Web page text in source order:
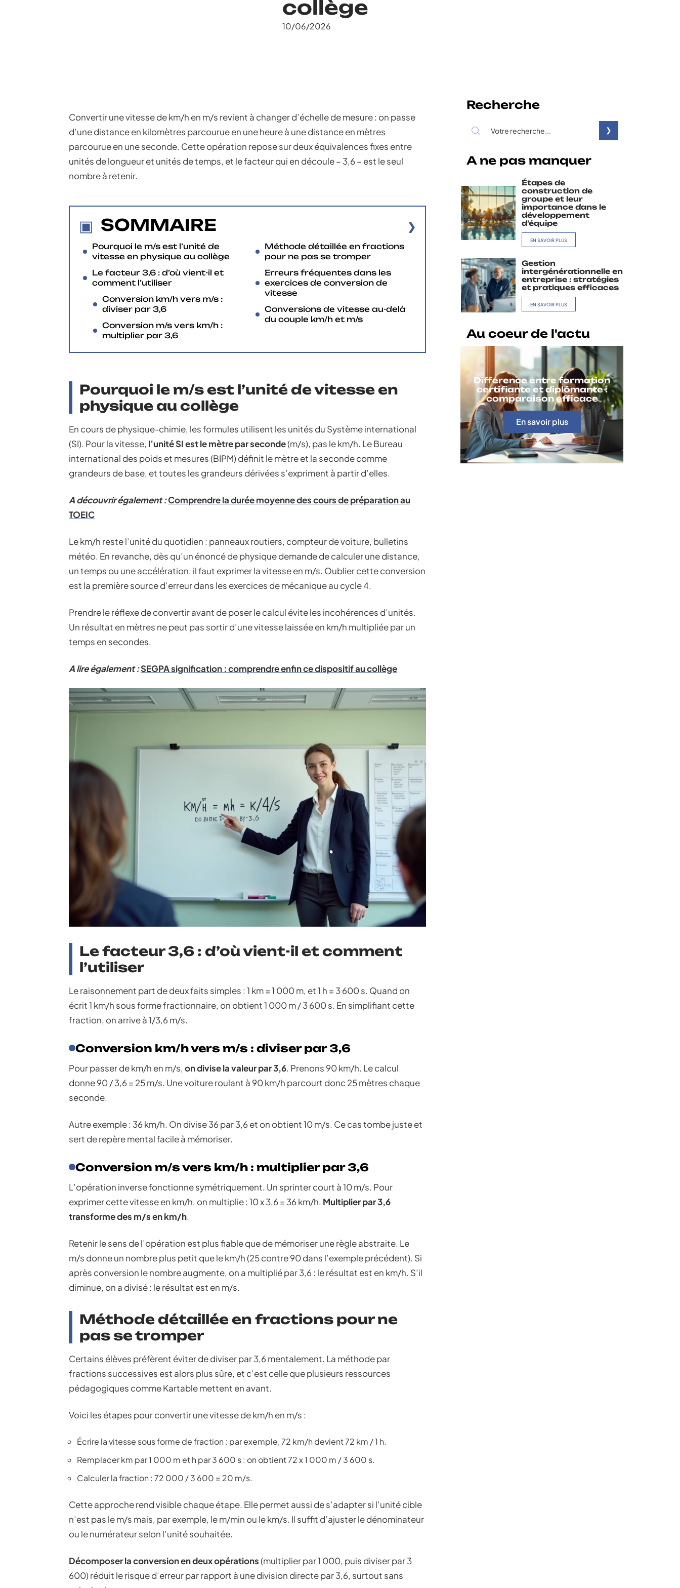
collège
10/06/2026
Convertir une vitesse de km/h en m/s revient à changer d’échelle de mesure : on passe
d’une distance en kilomètres parcourue en une heure à une distance en mètres
parcourue en une seconde. Cette opération repose sur deux équivalences fixes entre
unités de longueur et unités de temps, et le facteur qui en découle – 3,6 – est le seul
nombre à retenir.
SOMMAIRE
Pourquoi le m/s est l’unité de
vitesse en physique au collège
Le facteur 3,6 : d’où vient-il et
comment l’utiliser
Conversion km/h vers m/s :
diviser par 3,6
Conversion m/s vers km/h :
multiplier par 3,6
Méthode détaillée en fractions
pour ne pas se tromper
Erreurs fréquentes dans les
exercices de conversion de
vitesse
Conversions de vitesse au-delà
du couple km/h et m/s
Pourquoi le m/s est l’unité de vitesse en
physique au collège
En cours de physique-chimie, les formules utilisent les unités du Système international
(SI). Pour la vitesse, l’unité SI est le mètre par seconde(m/s), pas le km/h. Le Bureau
international des poids et mesures (BIPM) définit le mètre et la seconde comme
grandeurs de base, et toutes les grandeurs dérivées s’expriment à partir d’elles.
A découvrir également :Comprendre la durée moyenne des cours de préparation au
TOEIC
Le km/h reste l’unité du quotidien : panneaux routiers, compteur de voiture, bulletins
météo. En revanche, dès qu’un énoncé de physique demande de calculer une distance,
un temps ou une accélération, il faut exprimer la vitesse en m/s. Oublier cette conversion
est la première source d’erreur dans les exercices de mécanique au cycle 4.
Prendre le réflexe de convertir avant de poser le calcul évite les incohérences d’unités.
Un résultat en mètres ne peut pas sortir d’une vitesse laissée en km/h multipliée par un
temps en secondes.
A lire également :SEGPA signification : comprendre enfin ce dispositif au collège
Le facteur 3,6 : d’où vient-il et comment
l’utiliser
Le raisonnement part de deux faits simples : 1 km = 1 000 m, et 1 h = 3 600 s. Quand on
écrit 1 km/h sous forme fractionnaire, on obtient 1 000 m / 3 600 s. En simplifiant cette
fraction, on arrive à 1/3,6 m/s.
Conversion km/h vers m/s : diviser par 3,6
Pour passer de km/h en m/s, on divise la valeur par 3,6. Prenons 90 km/h. Le calcul
donne 90 / 3,6 = 25 m/s. Une voiture roulant à 90 km/h parcourt donc 25 mètres chaque
seconde.
Autre exemple : 36 km/h. On divise 36 par 3,6 et on obtient 10 m/s. Ce cas tombe juste et
sert de repère mental facile à mémoriser.
Conversion m/s vers km/h : multiplier par 3,6
L’opération inverse fonctionne symétriquement. Un sprinter court à 10 m/s. Pour
exprimer cette vitesse en km/h, on multiplie : 10 x 3,6 = 36 km/h. Multiplier par 3,6
transforme des m/s en km/h.
Retenir le sens de l’opération est plus fiable que de mémoriser une règle abstraite. Le
m/s donne un nombre plus petit que le km/h (25 contre 90 dans l’exemple précédent). Si
après conversion le nombre augmente, on a multiplié par 3,6 : le résultat est en km/h. S’il
diminue, on a divisé : le résultat est en m/s.
Méthode détaillée en fractions pour ne
pas se tromper
Certains élèves préfèrent éviter de diviser par 3,6 mentalement. La méthode par
fractions successives est alors plus sûre, et c’est celle que plusieurs ressources
pédagogiques comme Kartable mettent en avant.
Voici les étapes pour convertir une vitesse de km/h en m/s :
Écrire la vitesse sous forme de fraction : par exemple, 72 km/h devient 72 km / 1 h.
Remplacer km par 1 000 m et h par 3 600 s : on obtient 72 x 1 000 m / 3 600 s.
Calculer la fraction : 72 000 / 3 600 = 20 m/s.
Cette approche rend visible chaque étape. Elle permet aussi de s’adapter si l’unité cible
n’est pas le m/s mais, par exemple, le m/min ou le km/s. Il suffit d’ajuster le dénominateur
ou le numérateur selon l’unité souhaitée.
Décomposer la conversion en deux opérations(multiplier par 1 000, puis diviser par 3
600) réduit le risque d’erreur par rapport à une division directe par 3,6, surtout sans
Recherche
A ne pas manquer
Étapes de
construction de
groupe et leur
importance dans le
développement
d’équipe
EN SAVOIR PLUS
Gestion
intergénérationnelle en
entreprise : stratégies
et pratiques efficaces
EN SAVOIR PLUS
Au coeur de l'actu
Différence entre formation
certifiante et diplômante :
comparaison efficace
En savoir plus